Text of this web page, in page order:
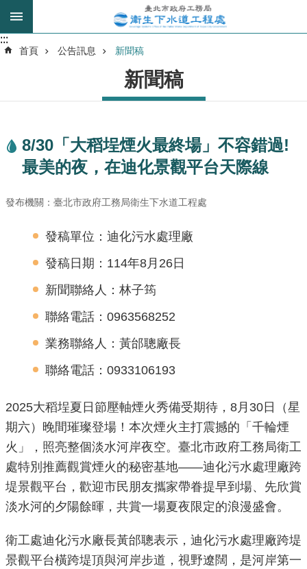
跳到主要內容區塊
進
我
的
分
是
業
資
訊
政
資
訊
:::
:::
首頁 公告訊息 新聞稿
新聞稿
8/30「大稻埕煙火最終場」不容錯過!
最美的夜，在迪化景觀平台天際線
發布機關：臺北市政府工務局衛生下水道工程處
發稿單位：迪化污水處理廠
發稿日期：114年8月26日
新聞聯絡人：林子筠
聯絡電話：0963568252
業務聯絡人：黃邰聰廠長
聯絡電話：0933106193
2025大稻埕夏日節壓軸煙火秀備受期待，8月30日（星
期六）晚間璀璨登場！本次煙火主打震撼的「千輪煙
火」，照亮整個淡水河岸夜空。臺北市政府工務局衛工
處特別推薦觀賞煙火的秘密基地——迪化污水處理廠跨
堤景觀平台，歡迎市民朋友攜家帶眷提早到場、先欣賞
淡水河的夕陽餘暉，共賞一場夏夜限定的浪漫盛會。
衛工處迪化污水廠長黃邰聰表示，迪化污水處理廠跨堤
景觀平台橫跨堤頂與河岸步道，視野遼闊，是河岸第一